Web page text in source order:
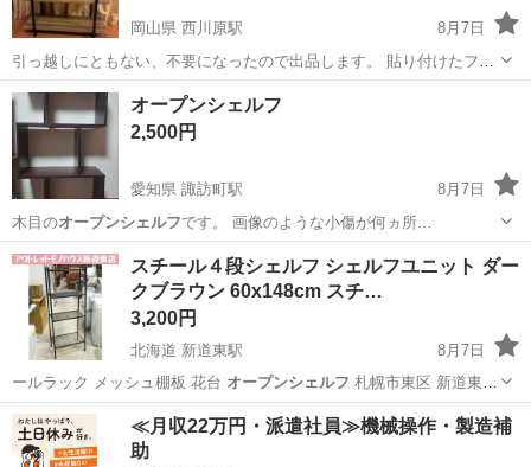
岡山県 西川原駅
8月7日
引っ越しにともない、不要になったので出品します。 貼り付けたフッ
クが取れなくなっていて、ついたままでのお渡しになります。 傷等は
画像をご確認ください。 【サイズ】 幅100x奥行33.5x高さ104cm 【素
材】 スチ...
岡山 岡山市 西川原駅
オープンシェルフ
2,500円
愛知県 諏訪町駅
8月7日
木目のオープンシェルフです。 画像のような小傷が何ヵ所…
愛知 豊川市
スチール４段シェルフ シェルフユニット ダー
クブラウン 60x148cm スチ…
3,200円
北海道 新道東駅
8月7日
ールラック メッシュ棚板 花台 オープンシェルフ
…北海道 札幌市 新道東駅 収納家具
≪月収22万円・派遣社員≫機械操作・製造補
助